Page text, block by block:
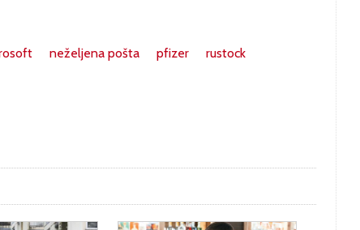
neželjena pošta pfizer
rustock